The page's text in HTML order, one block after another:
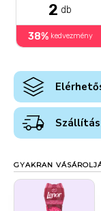
2 db
38% kedvezmény
GYAKRAN